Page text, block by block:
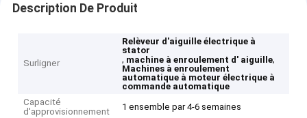
Description De Produit
Surligner
Relèveur d'aiguille électrique à
stator
, machine à enroulement d' aiguille,
Machines à enroulement
automatique à moteur électrique à
commande automatique
Capacité
d'approvisionnement
1 ensemble par 4-6 semaines